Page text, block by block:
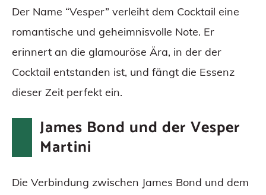
Der Name “Vesper” verleiht dem Cocktail eine
romantische und geheimnisvolle Note. Er
erinnert an die glamouröse Ära, in der der
Cocktail entstanden ist, und fängt die Essenz
dieser Zeit perfekt ein.
James Bond und der Vesper
Martini
Die Verbindung zwischen James Bond und dem